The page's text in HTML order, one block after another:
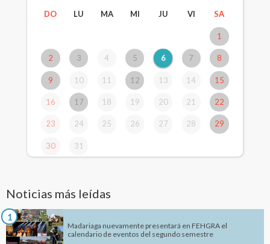
DO LU MA MI JU VI SA
1
2 3 4 5 6 7 8
9 10 11 12 13 14 15
16 17 18 19 20 21 22
23 24 25 26 27 28 29
30 31
Noticias más leídas
1
Madariaga nuevamente presentará en FEHGRA el
calendario de eventos del segundo semestre